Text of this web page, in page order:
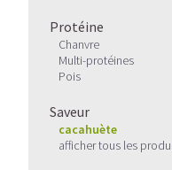
Protéine
Chanvre
Multi-protéines
Pois
Saveur
cacahuète
afficher tous les